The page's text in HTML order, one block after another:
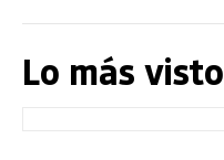
Lo más visto